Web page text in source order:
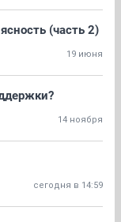
(часть 2)
19 июня
14 ноября
сегодня в 14:59